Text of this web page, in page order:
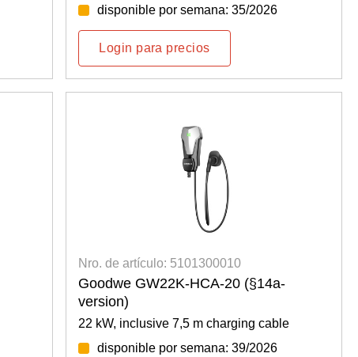
disponible por semana: 35/2026
Login para precios
Nro. de artículo: 5101300010
Goodwe GW22K-HCA-20 (§14a-
version)
22 kW, inclusive 7,5 m charging cable
disponible por semana: 39/2026